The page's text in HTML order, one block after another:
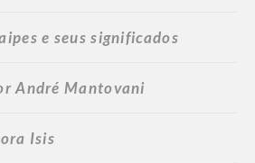
e seus significados
André Mantovani
Isis